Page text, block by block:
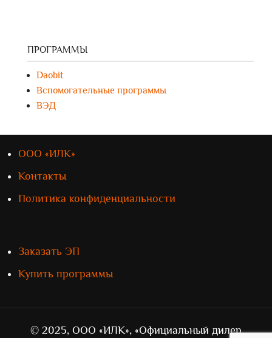
ПРОГРАММЫ
Daobit
Вспомогательные программы
ВЭД
ООО «ИЛК»
Контакты
Политика конфиденциальности
Заказать ЭП
Купить программы
© 2025, ООО «ИЛК», «Официальный дилер